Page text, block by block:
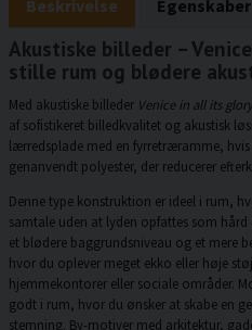
Beskrivelse Egenskaber
Akustiske billeder –
stille rum og blødere
Med akustiske billeder Venice in all its glory
af sofistikeret billedkvalitet og akustisk
lærredsplade med en fyrretræramme,
genanvendt polyester, der reducerer
Denne type konstruktion er ideel i rum,
samtale uden at lyden opfattes som hård
et blødere baggrundsniveau og et mere
hvor du oplever meget ekko eller høje
hjemmekontorer eller sociale områder.
godt i rum, hvor du ønsker at skabe en
stemning. By-motiver med arkitektur,